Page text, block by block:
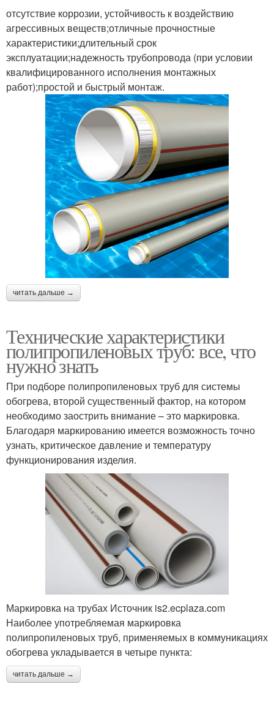
отсутствие коррозии, устойчивость к воздействию
агрессивных веществ;отличные прочностные
характеристики;длительный срок
эксплуатации;надежность трубопровода (при условии
квалифицированного исполнения монтажных
работ);простой и быстрый монтаж.
читать дальше →
Технические характеристики
полипропиленовых труб: все, что
нужно знать
При подборе полипропиленовых труб для системы
обогрева, второй существенный фактор, на котором
необходимо заострить внимание – это маркировка.
Благодаря маркированию имеется возможность точно
узнать, критическое давление и температуру
функционирования изделия.
Маркировка на трубах Источник is2.ecplaza.com
Наиболее употребляемая маркировка
полипропиленовых труб, применяемых в коммуникациях
обогрева укладывается в четыре пункта:
читать дальше →